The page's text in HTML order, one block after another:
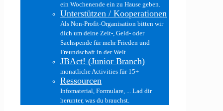
ein Wochenende ein zu Hause geben.
Unterstützen / Kooperationen
Als Non-Profit-Organisation bitten wir
dich um deine Zeit-, Geld- oder
Sachspende für mehr Frieden und
Freundschaft in der Welt.
JBAct! (Junior Branch)
monatliche Activities für 15+
Ressourcen
Infomaterial, Formulare, ... Lad dir
herunter, was du brauchst.